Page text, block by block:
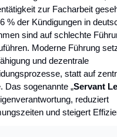
zur Facharbeit
% der Kündigungen in
sind auf schlechte
Moderne Führung
und dezentrale
statt auf
Das sogenannte „Servant
reduziert
und steigert